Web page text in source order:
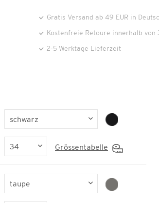
Gratis Versand ab 49 EUR in
Kostenfreie Retoure innerhalb von
2-5 Werktage Lieferzeit
Grössentabelle